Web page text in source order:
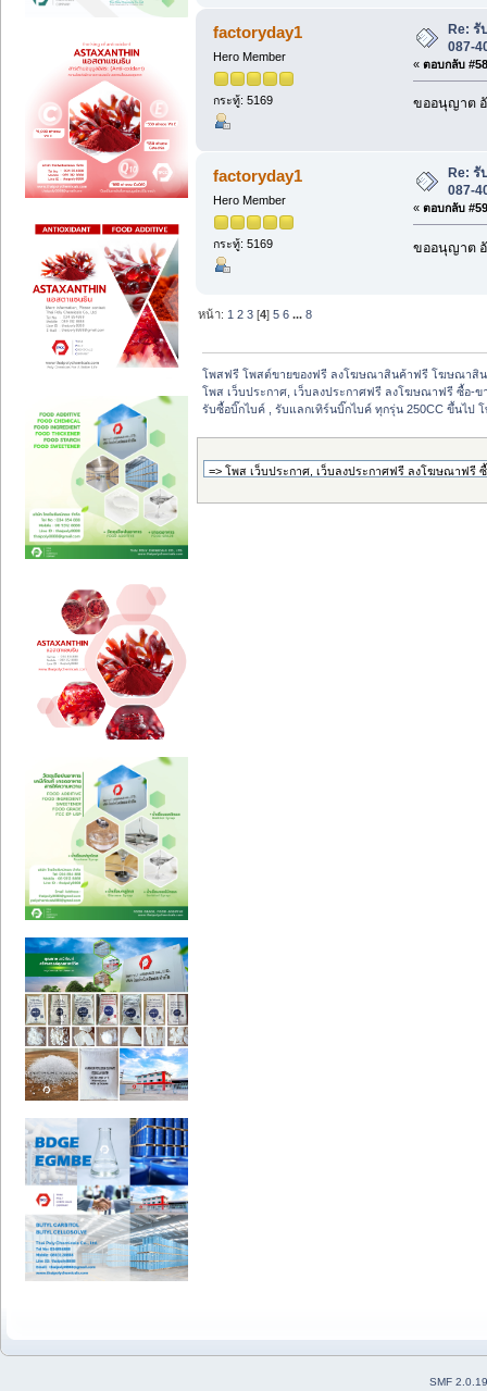
factoryday1
Hero Member
กระทู้: 5169
Re: รั
087-
« ตอบกลับ
ขออนุญาต
factoryday1
Hero Member
กระทู้: 5169
Re: รั
087-
« ตอบกลับ
ขออนุญาต
หน้า: 1 2 3 [4]5 6 ...8
โพสฟรี โพสต์ขายของฟรี ลงโฆษณาสินค้าฟรี โฆษณาสิ
โพส เว็บประกาศ, เว็บลงประกาศฟรี ลงโฆษณาฟรี ซื้อ-ข
รับซื้อบิ๊กไบค์ , รับแลกเทิร์นบิ๊กไบค์ ทุกรุ่น 250CC ขึ้นไป โ
SMF 2.0.19